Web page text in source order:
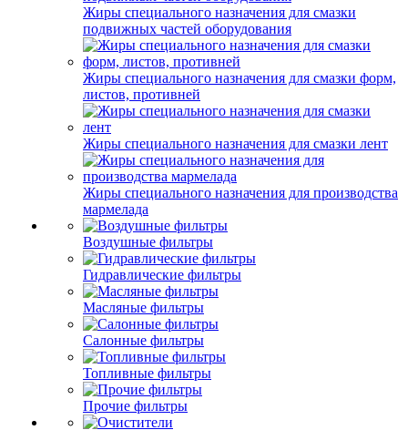
Жиры специального назначения для смазки
подвижных частей оборудования
Жиры специального назначения для смазки форм,
листов, противней
Жиры специального назначения для смазки лент
Жиры специального назначения для производства
мармелада
Воздушные фильтры
Гидравлические фильтры
Масляные фильтры
Салонные фильтры
Топливные фильтры
Прочие фильтры